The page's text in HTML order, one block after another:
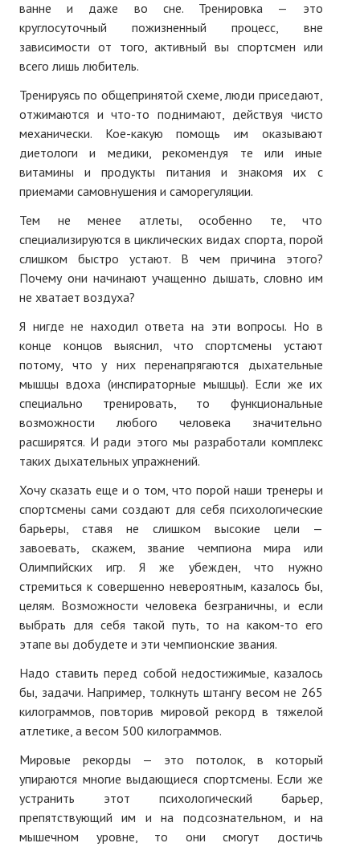
ванне и даже во сне. Тренировка — это
круглосуточный пожизненный процесс, вне
зависимости от того, активный вы спортсмен или
всего лишь любитель.
Тренируясь по общепринятой схеме, люди приседают,
отжимаются и что-то поднимают, действуя чисто
механически. Кое-какую помощь им оказывают
диетологи и медики, рекомендуя те или иные
витамины и продукты питания и знакомя их с
приемами самовнушения и саморегуляции.
Тем не менее атлеты, особенно те, что
специализируются в циклических видах спорта, порой
слишком быстро устают. В чем причина этого?
Почему они начинают учащенно дышать, словно им
не хватает воздуха?
Я нигде не находил ответа на эти вопросы. Но в
конце концов выяснил, что спортсмены устают
потому, что у них перенапрягаются дыхательные
мышцы вдоха (инспираторные мышцы). Если же их
специально тренировать, то функциональные
возможности любого человека значительно
расширятся. И ради этого мы разработали комплекс
таких дыхательных упражнений.
Хочу сказать еще и о том, что порой наши тренеры и
спортсмены сами создают для себя психологические
барьеры, ставя не слишком высокие цели —
завоевать, скажем, звание чемпиона мира или
Олимпийских игр. Я же убежден, что нужно
стремиться к совершенно невероятным, казалось бы,
целям. Возможности человека безграничны, и если
выбрать для себя такой путь, то на каком-то его
этапе вы добудете и эти чемпионские звания.
Надо ставить перед собой недостижимые, казалось
бы, задачи. Например, толкнуть штангу весом не 265
килограммов, повторив мировой рекорд в тяжелой
атлетике, а весом 500 килограммов.
Мировые рекорды — это потолок, в который
упираются многие выдающиеся спортсмены. Если же
устранить этот психологический барьер,
препятствующий им и на подсознательном, и на
мышечном уровне, то они смогут достичь